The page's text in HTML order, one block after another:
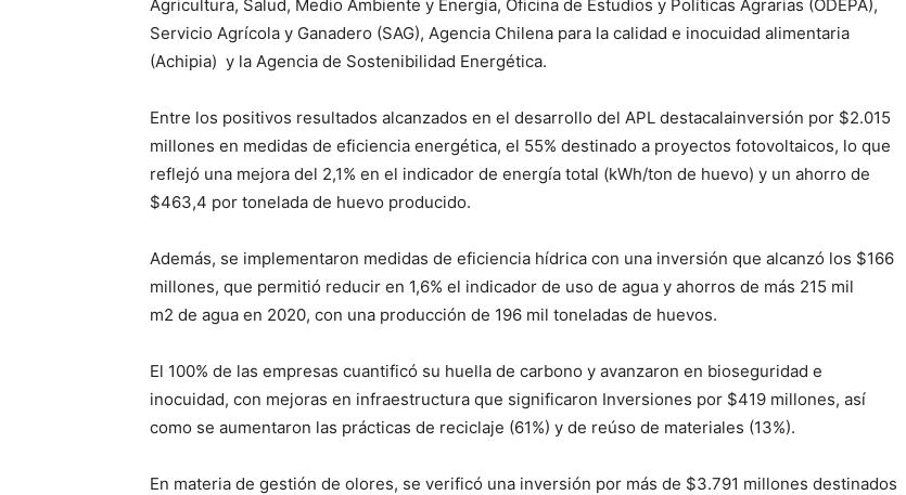
Agricultura, Salud, Medio Ambiente y Energía, Oficina de Estudios y Políticas Agrarias (ODEPA),
Servicio Agrícola y Ganadero (SAG), Agencia Chilena para la calidad e inocuidad alimentaria
(Achipia) y la Agencia de Sostenibilidad Energética.
Entre los positivos resultados alcanzados en el desarrollo del APL destacalainversión por $2.015
millones en medidas de eficiencia energética, el 55% destinado a proyectos fotovoltaicos, lo que
reflejó una mejora del 2,1% en el indicador de energía total (kWh/ton de huevo) y un ahorro de
$463,4 por tonelada de huevo producido.
Además, se implementaron medidas de eficiencia hídrica con una inversión que alcanzó los $166
millones, que permitió reducir en 1,6% el indicador de uso de agua y ahorros de más 215 mil
m2 de agua en 2020, con una producción de 196 mil toneladas de huevos.
El 100% de las empresas cuantificó su huella de carbono y avanzaron en bioseguridad e
inocuidad, con mejoras en infraestructura que significaron Inversiones por $419 millones, así
como se aumentaron las prácticas de reciclaje (61%) y de reúso de materiales (13%).
En materia de gestión de olores, se verificó una inversión por más de $3.791 millones destinados